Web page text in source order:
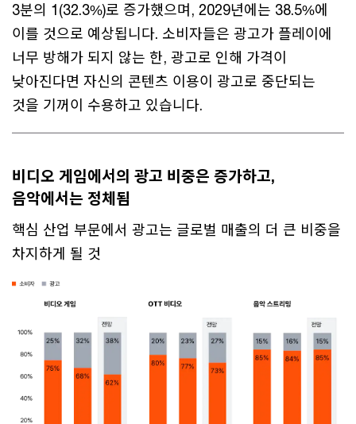
3분의 1(32.3%)로 증가했으며, 2029년에는 38.5%에
이를 것으로 예상됩니다. 소비자들은 광고가 플레이에
너무 방해가 되지 않는 한, 광고로 인해 가격이
낮아진다면 자신의 콘텐츠 이용이 광고로 중단되는
것을 기꺼이 수용하고 있습니다.
비디오 게임에서의 광고 비중은 증가하고,
음악에서는 정체됨
핵심 산업 부문에서 광고는 글로벌 매출의 더 큰 비중을
차지하게 될 것